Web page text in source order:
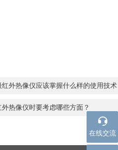
外热像仪应该掌握什么样的使用技术
热像仪时要考虑哪些方面？
在线交流